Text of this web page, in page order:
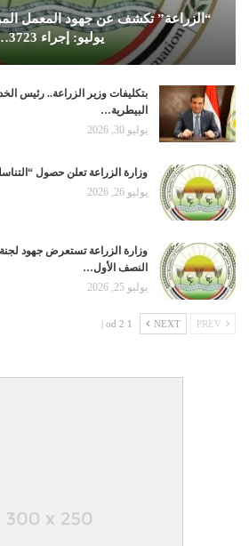
“الزراعة” تكشف عن جهود المعمل
يوليو: إجراء 3723…
بتكليفات وزير الزراعة.. رئيس
البيطرية…
يوليو 30, 2026
وزارة الزراعة تعلن حصول
يوليو 26, 2026
وزارة الزراعة تستعرض جهود لجنة
النصف الأول…
يوليو 25, 2026
NEXT
1 od 2 |